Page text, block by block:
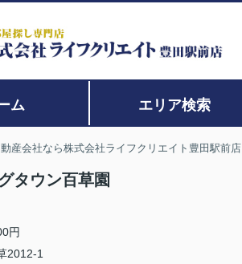
ム エリア検索
産会社なら株式会社ライフクリエイト豊田駅前店
タウン百草園
円
2012-1